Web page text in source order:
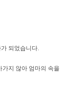
되었습니다.
지 않아 엄마의 속을